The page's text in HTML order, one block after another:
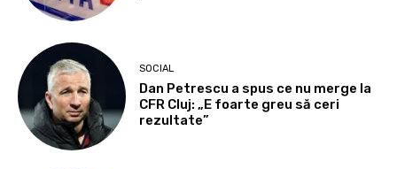
SOCIAL
Dan Petrescu a spus ce nu merge la
CFR Cluj: „E foarte greu să ceri
rezultate”